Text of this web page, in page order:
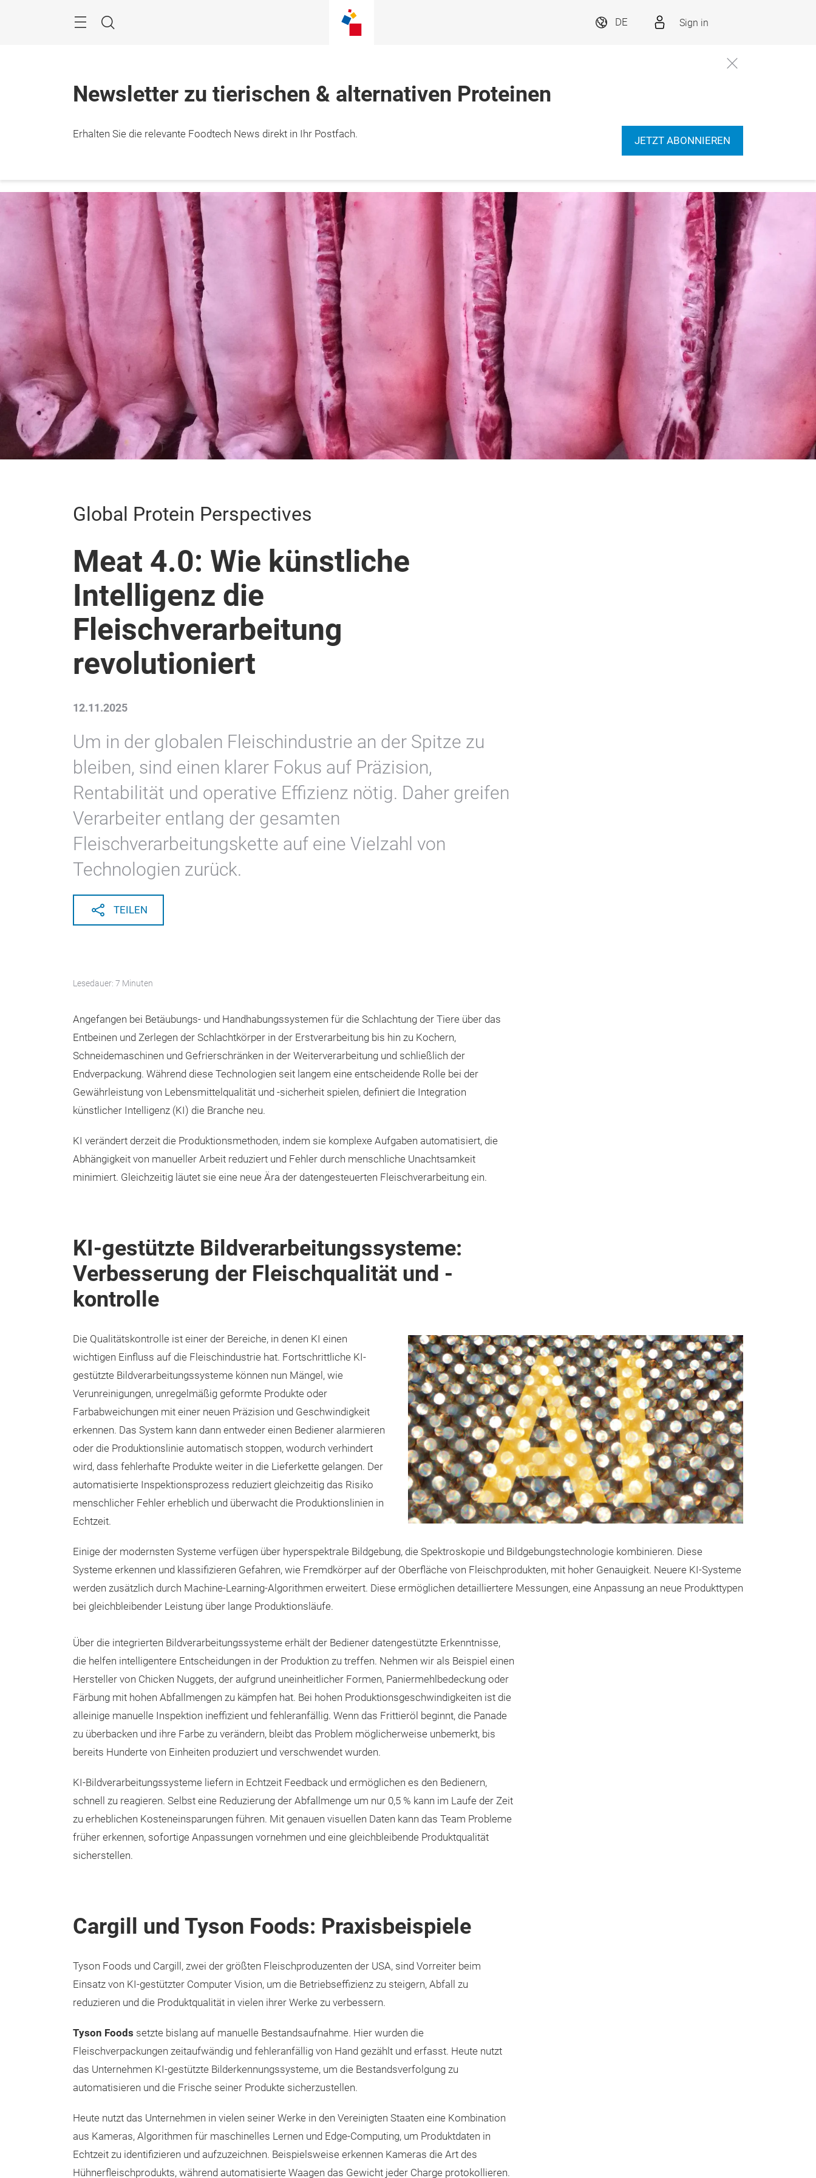
Suche
DE Sign in
Newsletter zu tierischen & alternativen Proteinen
Erhalten Sie die relevante Foodtech News direkt in Ihr Postfach.
JETZT ABONNIEREN
Global Protein Perspectives
Meat 4.0: Wie künstliche
Intelligenz die
Fleischverarbeitung
revolutioniert
12.11.2025
Um in der globalen Fleischindustrie an der Spitze zu
bleiben, sind einen klarer Fokus auf Präzision,
Rentabilität und operative Effizienz nötig. Daher greifen
Verarbeiter entlang der gesamten
Fleischverarbeitungskette auf eine Vielzahl von
Technologien zurück.
TEILEN
Lesedauer: 7 Minuten
Angefangen bei Betäubungs- und Handhabungssystemen für die Schlachtung der Tiere über das
Entbeinen und Zerlegen der Schlachtkörper in der Erstverarbeitung bis hin zu Kochern,
Schneidemaschinen und Gefrierschränken in der Weiterverarbeitung und schließlich der
Endverpackung. Während diese Technologien seit langem eine entscheidende Rolle bei der
Gewährleistung von Lebensmittelqualität und -sicherheit spielen, definiert die Integration
künstlicher Intelligenz (KI) die Branche neu.
KI verändert derzeit die Produktionsmethoden, indem sie komplexe Aufgaben automatisiert, die
Abhängigkeit von manueller Arbeit reduziert und Fehler durch menschliche Unachtsamkeit
minimiert. Gleichzeitig läutet sie eine neue Ära der datengesteuerten Fleischverarbeitung ein.
KI-gestützte Bildverarbeitungssysteme:
Verbesserung der Fleischqualität und -
kontrolle
Die Qualitätskontrolle ist einer der Bereiche, in denen KI einen
wichtigen Einfluss auf die Fleischindustrie hat. Fortschrittliche KI-
gestützte Bildverarbeitungssysteme können nun Mängel, wie
Verunreinigungen, unregelmäßig geformte Produkte oder
Farbabweichungen mit einer neuen Präzision und Geschwindigkeit
erkennen. Das System kann dann entweder einen Bediener alarmieren
oder die Produktionslinie automatisch stoppen, wodurch verhindert
wird, dass fehlerhafte Produkte weiter in die Lieferkette gelangen. Der
automatisierte Inspektionsprozess reduziert gleichzeitig das Risiko
menschlicher Fehler erheblich und überwacht die Produktionslinien in
Echtzeit.
Einige der modernsten Systeme verfügen über hyperspektrale Bildgebung, die Spektroskopie und Bildgebungstechnologie kombinieren. Diese
Systeme erkennen und klassifizieren Gefahren, wie Fremdkörper auf der Oberfläche von Fleischprodukten, mit hoher Genauigkeit. Neuere KI-Systeme
werden zusätzlich durch Machine-Learning-Algorithmen erweitert. Diese ermöglichen detailliertere Messungen, eine Anpassung an neue Produkttypen
bei gleichbleibender Leistung über lange Produktionsläufe.
Über die integrierten Bildverarbeitungssysteme erhält der Bediener datengestützte Erkenntnisse,
die helfen intelligentere Entscheidungen in der Produktion zu treffen. Nehmen wir als Beispiel einen
Hersteller von Chicken Nuggets, der aufgrund uneinheitlicher Formen, Paniermehlbedeckung oder
Färbung mit hohen Abfallmengen zu kämpfen hat. Bei hohen Produktionsgeschwindigkeiten ist die
alleinige manuelle Inspektion ineffizient und fehleranfällig. Wenn das Frittieröl beginnt, die Panade
zu überbacken und ihre Farbe zu verändern, bleibt das Problem möglicherweise unbemerkt, bis
bereits Hunderte von Einheiten produziert und verschwendet wurden.
KI-Bildverarbeitungssysteme liefern in Echtzeit Feedback und ermöglichen es den Bedienern,
schnell zu reagieren. Selbst eine Reduzierung der Abfallmenge um nur 0,5 % kann im Laufe der Zeit
zu erheblichen Kosteneinsparungen führen. Mit genauen visuellen Daten kann das Team Probleme
früher erkennen, sofortige Anpassungen vornehmen und eine gleichbleibende Produktqualität
sicherstellen.
Cargill und Tyson Foods: Praxisbeispiele
Tyson Foods und Cargill, zwei der größten Fleischproduzenten der USA, sind Vorreiter beim
Einsatz von KI-gestützter Computer Vision, um die Betriebseffizienz zu steigern, Abfall zu
reduzieren und die Produktqualität in vielen ihrer Werke zu verbessern.
Tyson Foods setzte bislang auf manuelle Bestandsaufnahme. Hier wurden die
Fleischverpackungen zeitaufwändig und fehleranfällig von Hand gezählt und erfasst. Heute nutzt
das Unternehmen KI-gestützte Bilderkennungssysteme, um die Bestandsverfolgung zu
automatisieren und die Frische seiner Produkte sicherzustellen.
Heute nutzt das Unternehmen in vielen seiner Werke in den Vereinigten Staaten eine Kombination
aus Kameras, Algorithmen für maschinelles Lernen und Edge-Computing, um Produktdaten in
Echtzeit zu identifizieren und aufzuzeichnen. Beispielsweise erkennen Kameras die Art des
Hühnerfleischprodukts, während automatisierte Waagen das Gewicht jeder Charge protokollieren.